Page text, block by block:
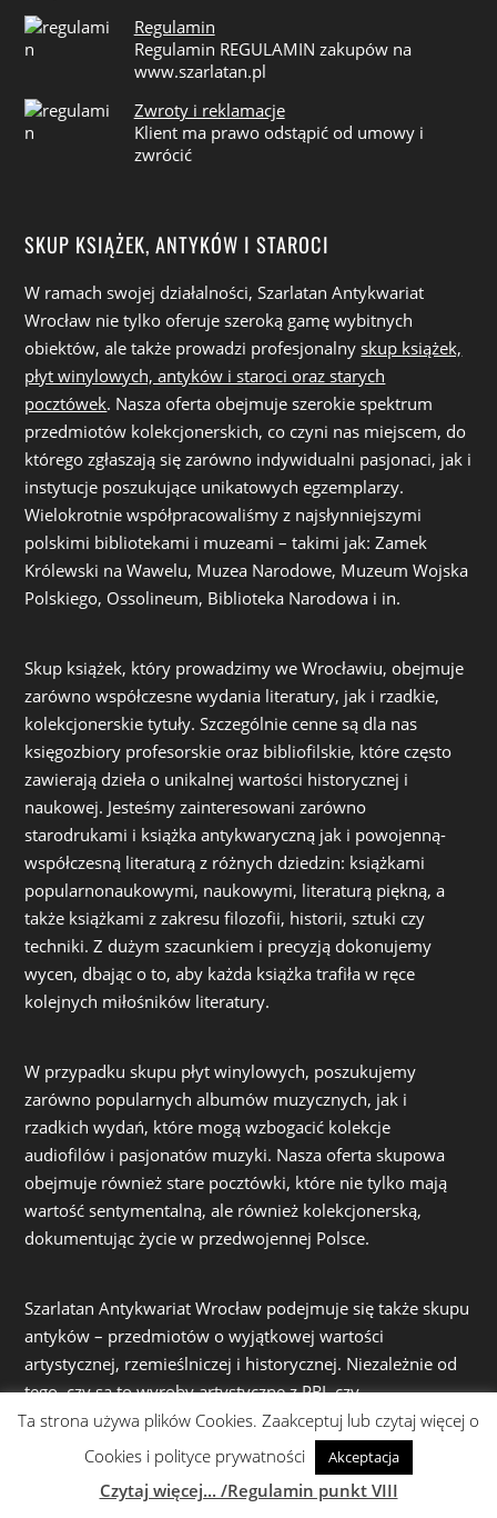
Regulamin
Regulamin REGULAMIN zakupów na
www.szarlatan.pl
Zwroty i reklamacje
Klient ma prawo odstąpić od umowy i
zwrócić
SKUP KSIĄŻEK, ANTYKÓW I STAROCI
W ramach swojej działalności, Szarlatan Antykwariat
Wrocław nie tylko oferuje szeroką gamę wybitnych
obiektów, ale także prowadzi profesjonalnyskup książek,
płyt winylowych, antyków i staroci oraz starych
pocztówek. Nasza oferta obejmuje szerokie spektrum
przedmiotów kolekcjonerskich, co czyni nas miejscem, do
którego zgłaszają się zarówno indywidualni pasjonaci, jak i
instytucje poszukujące unikatowych egzemplarzy.
Wielokrotnie współpracowaliśmy z najsłynniejszymi
polskimi bibliotekami i muzeami – takimi jak: Zamek
Królewski na Wawelu, Muzea Narodowe, Muzeum Wojska
Polskiego, Ossolineum, Biblioteka Narodowa i in.
Skup książek, który prowadzimy we Wrocławiu, obejmuje
zarówno współczesne wydania literatury, jak i rzadkie,
kolekcjonerskie tytuły. Szczególnie cenne są dla nas
księgozbiory profesorskie oraz bibliofilskie, które często
zawierają dzieła o unikalnej wartości historycznej i
naukowej. Jesteśmy zainteresowani zarówno
starodrukami i książka antykwaryczną jak i powojenną-
współczesną literaturą z różnych dziedzin: książkami
popularnonaukowymi, naukowymi, literaturą piękną, a
także książkami z zakresu filozofii, historii, sztuki czy
techniki. Z dużym szacunkiem i precyzją dokonujemy
wycen, dbając o to, aby każda książka trafiła w ręce
kolejnych miłośników literatury.
W przypadku skupu płyt winylowych, poszukujemy
zarówno popularnych albumów muzycznych, jak i
rzadkich wydań, które mogą wzbogacić kolekcje
audiofilów i pasjonatów muzyki. Nasza oferta skupowa
obejmuje również stare pocztówki, które nie tylko mają
wartość sentymentalną, ale również kolekcjonerską,
dokumentując życie w przedwojennej Polsce.
Szarlatan Antykwariat Wrocław podejmuje się także skupu
antyków – przedmiotów o wyjątkowej wartości
artystycznej, rzemieślniczej i historycznej. Niezależnie od
tego, czy są to wyroby artystyczne z PRL czy
osiemnastowieczna porcelana, obrazy, czy inne starocie, z
wielką starannością i fachową wiedzą oceniamy ich
wartość, oferując uczciwe warunki współpracy.
Ta strona używa plików Cookies. Zaakceptuj lub czytaj więcej o
Cookies i polityce prywatności
Akceptacja
Czytaj więcej... /Regulamin punkt VIII